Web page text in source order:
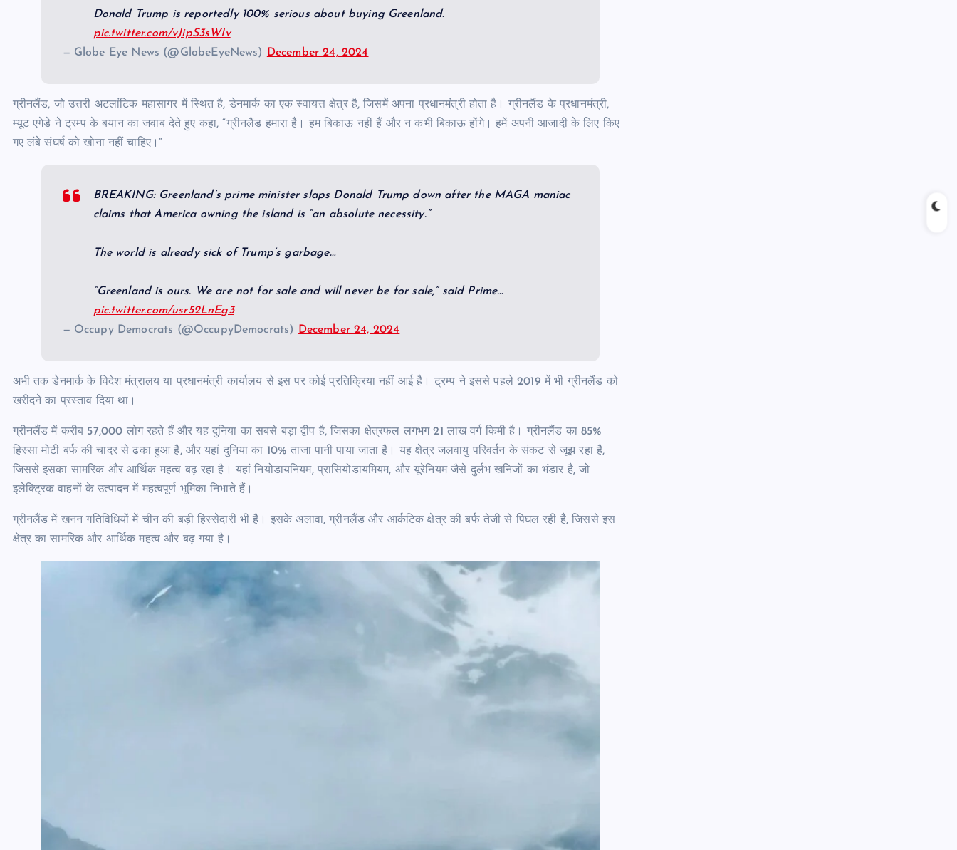
Donald Trump is reportedly 100% serious about buying Greenland.
pic.twitter.com/vJipS3sWIv
— Globe Eye News (@GlobeEyeNews)
December 24, 2024
ग्रीनलैंड, जो उत्तरी अटलांटिक महासागर में स्थित है, डेनमार्क का एक स्वायत्त क्षेत्र है, जिसमें अपना प्रधानमंत्री होता है। ग्रीनलैंड के प्रधानमंत्री,
म्यूट एगेडे ने ट्रम्प के बयान का जवाब देते हुए कहा, “ग्रीनलैंड हमारा है। हम बिकाऊ नहीं हैं और न कभी बिकाऊ होंगे। हमें अपनी आजादी के लिए किए
गए लंबे संघर्ष को खोना नहीं चाहिए।”
BREAKING: Greenland’s prime minister slaps Donald Trump down after the MAGA maniac
claims that America owning the island is “an absolute necessity.”
The world is already sick of Trump’s garbage…
“Greenland is ours. We are not for sale and will never be for sale,” said Prime…
pic.twitter.com/usr52LnEg3
— Occupy Democrats (@OccupyDemocrats)
December 24, 2024
अभी तक डेनमार्क के विदेश मंत्रालय या प्रधानमंत्री कार्यालय से इस पर कोई प्रतिक्रिया नहीं आई है। ट्रम्प ने इससे पहले 2019 में भी ग्रीनलैंड को
खरीदने का प्रस्ताव दिया था।
ग्रीनलैंड में करीब 57,000 लोग रहते हैं और यह दुनिया का सबसे बड़ा द्वीप है, जिसका क्षेत्रफल लगभग 21 लाख वर्ग किमी है। ग्रीनलैंड का 85%
हिस्सा मोटी बर्फ की चादर से ढका हुआ है, और यहां दुनिया का 10% ताजा पानी पाया जाता है। यह क्षेत्र जलवायु परिवर्तन के संकट से जूझ रहा है,
जिससे इसका सामरिक और आर्थिक महत्व बढ़ रहा है। यहां नियोडायनियम, प्रासियोडायमियम, और यूरेनियम जैसे दुर्लभ खनिजों का भंडार है, जो
इलेक्ट्रिक वाहनों के उत्पादन में महत्वपूर्ण भूमिका निभाते हैं।
ग्रीनलैंड में खनन गतिविधियों में चीन की बड़ी हिस्सेदारी भी है। इसके अलावा, ग्रीनलैंड और आर्कटिक क्षेत्र की बर्फ तेजी से पिघल रही है, जिससे इस
क्षेत्र का सामरिक और आर्थिक महत्व और बढ़ गया है।